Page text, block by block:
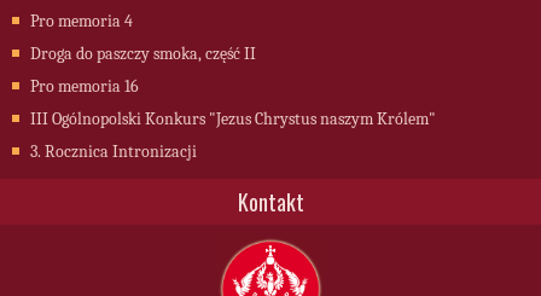
Pro memoria 4
Droga do paszczy smoka, część II
Pro memoria 16
III Ogólnopolski Konkurs "Jezus Chrystus naszym Królem"
3. Rocznica Intronizacji
Kontakt